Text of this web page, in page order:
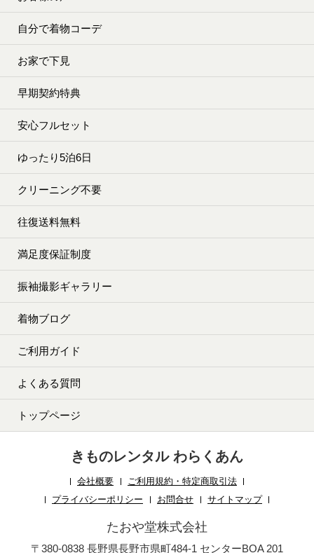
自分で着物コーデ
お家で下見
早期契約特典
安心フルセット
ゆったり5泊6日
クリーニング不要
往復送料無料
満足度保証制度
振袖撮影ギャラリー
着物ブログ
ご利用ガイド
よくある質問
トップページ
きものレンタル わらくあん
会社概要
ご利用規約・特定商取引法
プライバシーポリシー
お問合せ サイトマップ
たおや堂株式会社
〒380-0838 長野県長野市県町484-1 センターBOA 201